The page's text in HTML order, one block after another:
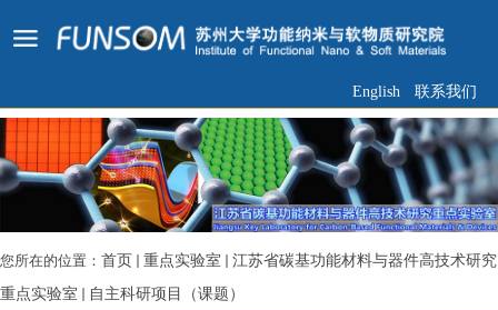
联系我们
English
您所在的位置： 首页 重点实验室
江苏省碳基功能材料与器件高技术研究
重点实验室
自主科研项目（课题）